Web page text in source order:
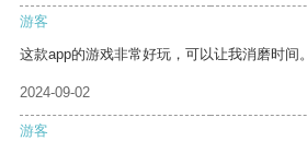
游客
这款app的游戏非常好玩，可以让我消磨时间。
2024-09-02
游客